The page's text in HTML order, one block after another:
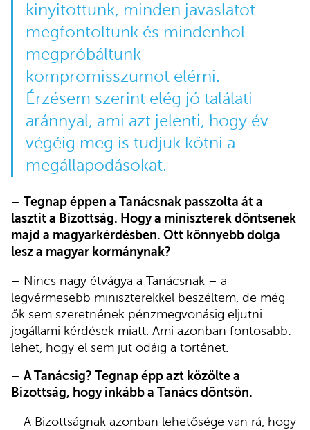
kinyitottunk, minden javaslatot
megfontoltunk és mindenhol
megpróbáltunk
kompromisszumot elérni.
Érzésem szerint elég jó találati
aránnyal, ami azt jelenti, hogy év
végéig meg is tudjuk kötni a
megállapodásokat.
– Tegnap éppen a Tanácsnak passzolta át a
lasztit a Bizottság. Hogy a miniszterek döntsenek
majd a magyarkérdésben. Ott könnyebb dolga
lesz a magyar kormánynak?
– Nincs nagy étvágya a Tanácsnak – a
legvérmesebb miniszterekkel beszéltem, de még
ők sem szeretnének pénzmegvonásig eljutni
jogállami kérdések miatt. Ami azonban fontosabb:
lehet, hogy el sem jut odáig a történet.
– A Tanácsig? Tegnap épp azt közölte a
Bizottság, hogy inkább a Tanács döntsön.
– A Bizottságnak azonban lehetősége van rá, hogy